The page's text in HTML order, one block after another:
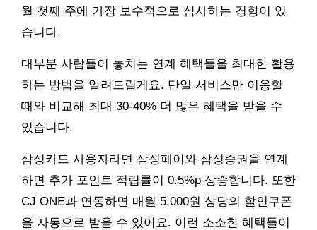
월 첫째 주에 가장 보수적으로 심사하는 경향이 있
습니다.
대부분 사람들이 놓치는 연계 혜택들을 최대한 활용
하는 방법을 알려드릴게요. 단일 서비스만 이용할
때와 비교해 최대 30-40% 더 많은 혜택을 받을 수
있습니다.
삼성카드 사용자라면 삼성페이와 삼성증권을 연계
하면 추가 포인트 적립률이 0.5%p 상승합니다. 또한
CJ ONE과 연동하면 매월 5,000원 상당의 할인쿠폰
을 자동으로 받을 수 있어요. 이런 소소한 혜택들이